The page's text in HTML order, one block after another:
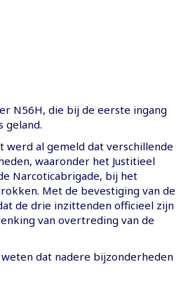
N56H, die bij de eerste ingang
geland.
al gemeld dat verschillende
waaronder het Justitieel
Narcoticabrigade, bij het
Met de bevestiging van de
de drie inzittenden officieel zijn
van overtreding van de
dat nadere bijzonderheden